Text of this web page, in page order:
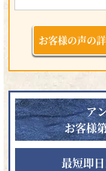
お客様の声の
ア
お客様
最短即